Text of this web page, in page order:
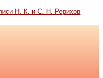
Н. К. и С. Н. Рерихов